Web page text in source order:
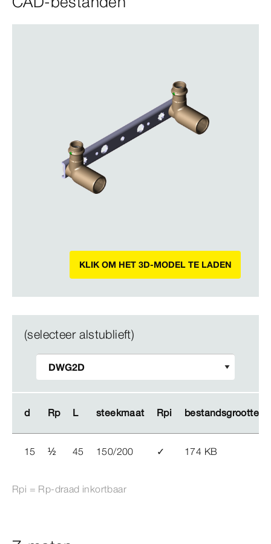
KLIK OM HET 3D-MODEL TE LADEN
(selecteer alstublieft)
d Rp L steekmaat Rpi bestandsgrootte
d Rp L steekmaat Rpi bestandsgrootte
15 ½ 45 150/200 ✓ 174 KB
Rpi = Rp-​draad inkortbaar